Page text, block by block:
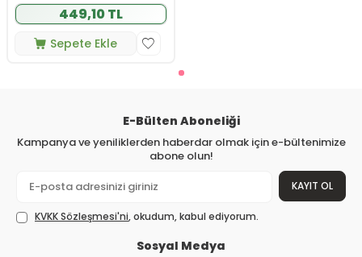
449,10 TL
Sepete Ekle
E-Bülten Aboneliği
Kampanya ve yeniliklerden haberdar olmak için e-bültenimize
abone olun!
KAYIT OL
KVKK Sözleşmesi'ni, okudum, kabul ediyorum.
Sosyal Medya